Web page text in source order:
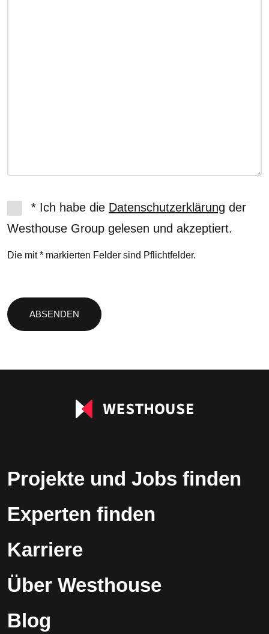
* Ich habe die Datenschutzerklärung der
Westhouse Group gelesen und akzeptiert.
Die mit * markierten Felder sind Pflichtfelder.
lasse
dieses
leer.
Projekte und Jobs finden
Experten finden
Karriere
Über Westhouse
Blog